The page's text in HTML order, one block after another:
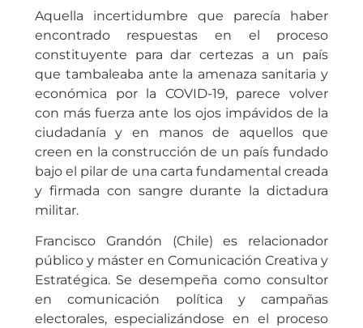
Aquella incertidumbre que parecía haber
encontrado respuestas en el proceso
constituyente para dar certezas a un país
que tambaleaba ante la amenaza sanitaria y
económica por la COVID-19, parece volver
con más fuerza ante los ojos impávidos de la
ciudadanía y en manos de aquellos que
creen en la construcción de un país fundado
bajo el pilar de una carta fundamental creada
y firmada con sangre durante la dictadura
militar.
Francisco Grandón (Chile) es relacionador
público y máster en Comunicación Creativa y
Estratégica. Se desempeña como consultor
en comunicación política y campañas
electorales, especializándose en el proceso